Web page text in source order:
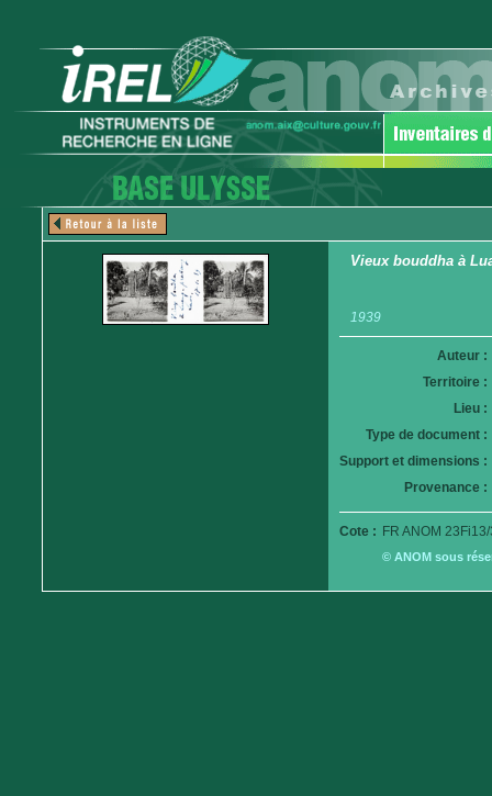
Vieux bouddha à
1939
Auteur :
Territoire :
Lieu :
Type de document :
Support et dimensions :
Provenance :
Cote : FR ANOM
© ANOM sous